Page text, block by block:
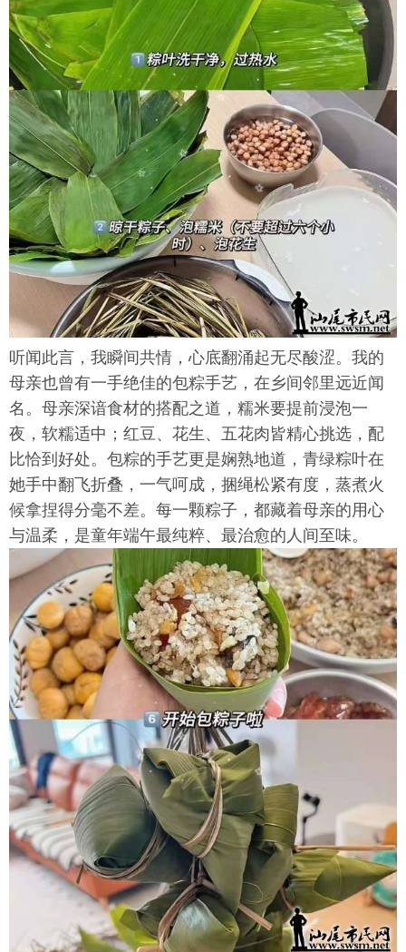
听闻此言，我瞬间共情，心底翻涌起无尽酸涩。我的
母亲也曾有一手绝佳的包粽手艺，在乡间邻里远近闻
名。母亲深谙食材的搭配之道，糯米要提前浸泡一
夜，软糯适中；红豆、花生、五花肉皆精心挑选，配
比恰到好处。包粽的手艺更是娴熟地道，青绿粽叶在
她手中翻飞折叠，一气呵成，捆绳松紧有度，蒸煮火
候拿捏得分毫不差。每一颗粽子，都藏着母亲的用心
与温柔，是童年端午最纯粹、最治愈的人间至味。